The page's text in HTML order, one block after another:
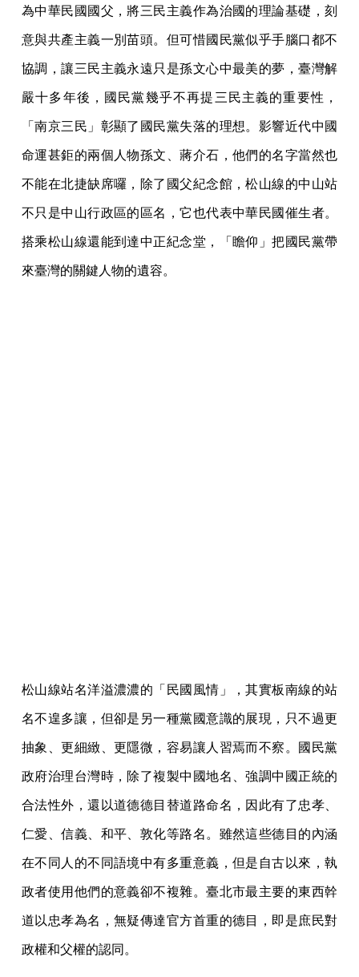
為中華民國國父，將三民主義作為治國的理論基礎，刻
意與共產主義一別苗頭。但可惜國民黨似乎手腦口都不
協調，讓三民主義永遠只是孫文心中最美的夢，臺灣解
嚴十多年後，國民黨幾乎不再提三民主義的重要性，
「南京三民」彰顯了國民黨失落的理想。影響近代中國
命運甚鉅的兩個人物孫文、蔣介石，他們的名字當然也
不能在北捷缺席囉，除了國父紀念館，松山線的中山站
不只是中山行政區的區名，它也代表中華民國催生者。
搭乘松山線還能到達中正紀念堂，「瞻仰」把國民黨帶
來臺灣的關鍵人物的遺容。
松山線站名洋溢濃濃的「民國風情」，其實板南線的站
名不遑多讓，但卻是另一種黨國意識的展現，只不過更
抽象、更細緻、更隱微，容易讓人習焉而不察。國民黨
政府治理台灣時，除了複製中國地名、強調中國正統的
合法性外，還以道德德目替道路命名，因此有了忠孝、
仁愛、信義、和平、敦化等路名。雖然這些德目的內涵
在不同人的不同語境中有多重意義，但是自古以來，執
政者使用他們的意義卻不複雜。臺北市最主要的東西幹
道以忠孝為名，無疑傳達官方首重的德目，即是庶民對
政權和父權的認同。